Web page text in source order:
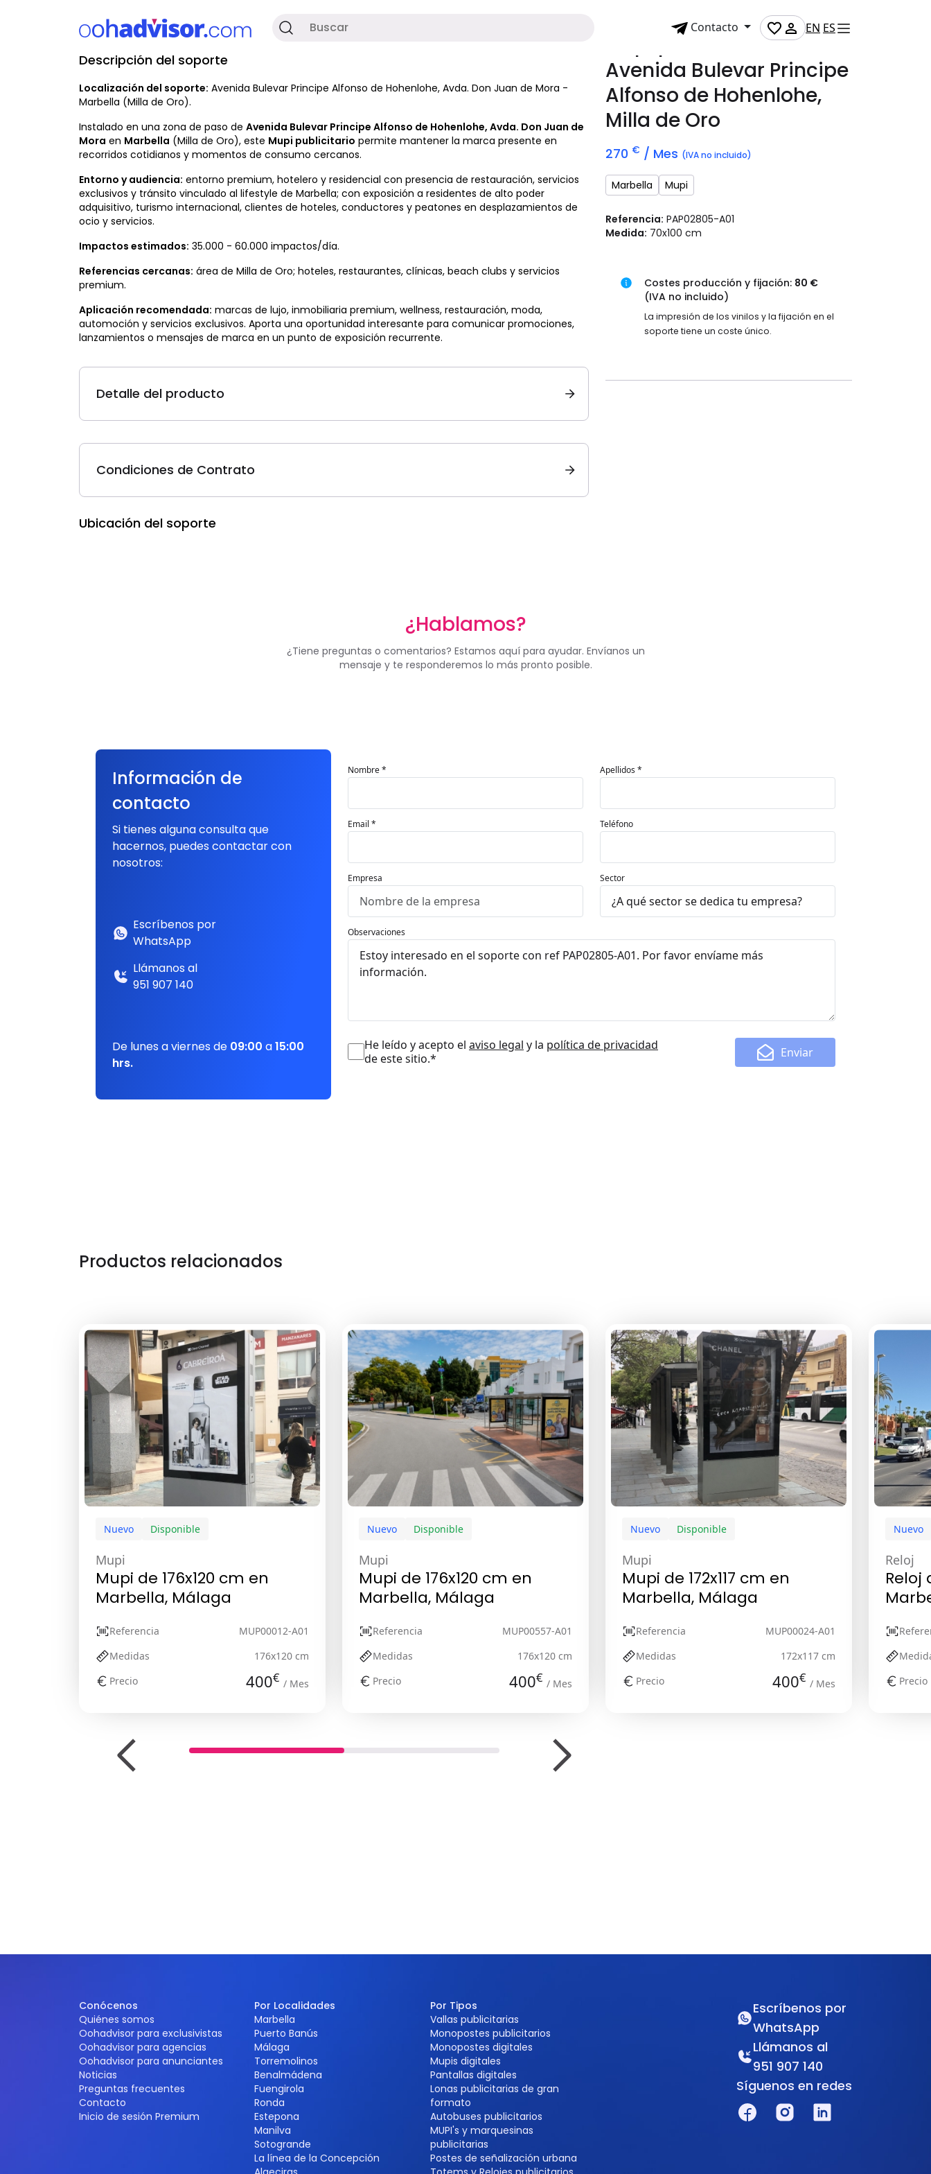
Contacto EN ES
No Disponible
Descripción del soporte
Localización del soporte: Avenida Bulevar Principe Alfonso de Hohenlohe, Avda. Don Juan de Mora -
Marbella (Milla de Oro).
Instalado en una zona de paso de Avenida Bulevar Principe Alfonso de Hohenlohe, Avda. Don Juan de
Mora en Marbella (Milla de Oro), este Mupi publicitario permite mantener la marca presente en
recorridos cotidianos y momentos de consumo cercanos.
Entorno y audiencia: entorno premium, hotelero y residencial con presencia de restauración, servicios
exclusivos y tránsito vinculado al lifestyle de Marbella; con exposición a residentes de alto poder
adquisitivo, turismo internacional, clientes de hoteles, conductores y peatones en desplazamientos de
ocio y servicios.
Impactos estimados: 35.000 - 60.000 impactos/día.
Referencias cercanas: área de Milla de Oro; hoteles, restaurantes, clínicas, beach clubs y servicios
premium.
Aplicación recomendada: marcas de lujo, inmobiliaria premium, wellness, restauración, moda,
automoción y servicios exclusivos. Aporta una oportunidad interesante para comunicar promociones,
lanzamientos o mensajes de marca en un punto de exposición recurrente.
Detalle del producto
Condiciones de Contrato
Ubicación del soporte
Mupi publicitario en
Avenida Bulevar Principe
Alfonso de Hohenlohe,
Milla de Oro
270 € / Mes (IVA no incluido)
Marbella Mupi
Referencia: PAP02805-A01
Medida: 70x100 cm
Costes producción y fijación: 80 €
(IVA no incluido)
La impresión de los vinilos y la fijación en el
soporte tiene un coste único.
¿Hablamos?
¿Tiene preguntas o comentarios? Estamos aquí para ayudar. Envíanos un
mensaje y te responderemos lo más pronto posible.
Información de
contacto
Si tienes alguna consulta que
hacernos, puedes contactar con
nosotros:
Escríbenos por
WhatsApp
Llámanos al
951 907 140
De lunes a viernes de 09:00 a15:00
hrs.
Nombre * Apellidos *
Email * Teléfono
Empresa Sector
Observaciones
He leído y acepto el aviso legal y la política de privacidad
de este sitio.*
Enviar
Productos relacionados
Nuevo Disponible
Mupi
Mupi de 176x120 cm en
Marbella, Málaga
Referencia
MUP00012-A01
Medidas
176x120 cm
Precio
400€ / Mes
Nuevo Disponible
Mupi
Mupi de 176x120 cm en
Marbella, Málaga
Referencia
MUP00557-A01
Medidas
176x120 cm
Precio
400€ / Mes
Nuevo Disponible
Mupi
Mupi de 172x117 cm en
Marbella, Málaga
Referencia
MUP00024-A01
Medidas
172x117 cm
Precio
400€ / Mes
Nuevo
Reloj
Reloj
Precio
Conócenos
Quiénes somos
Oohadvisor para exclusivistas
Oohadvisor para agencias
Oohadvisor para anunciantes
Noticias
Preguntas frecuentes
Contacto
Inicio de sesión Premium
Por Localidades
Marbella
Puerto Banús
Málaga
Torremolinos
Benalmádena
Fuengirola
Ronda
Estepona
Manilva
Sotogrande
La línea de la Concepción
Por Tipos
Vallas publicitarias
Monopostes publicitarios
Monopostes digitales
Mupis digitales
Pantallas digitales
Lonas publicitarias de gran
formato
Autobuses publicitarios
MUPI's y marquesinas
publicitarias
Postes de señalización urbana
Escríbenos por
WhatsApp
Llámanos al
951 907 140
Síguenos en redes